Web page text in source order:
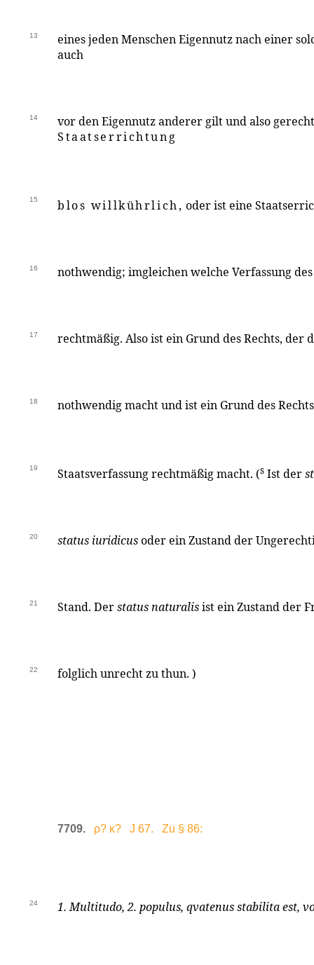
13
eines jeden Menschen Eigennutz nach einer
auch
14
vor den Eigennutz anderer gilt und also
Staatserrichtung
15 blos willkührlich, oder ist eine
16 nothwendig; imgleichen welche Verfassung
17 rechtmäßig. Also ist ein Grund des Rechts, der
18 nothwendig macht und ist ein Grund des
19 Staatsverfassung rechtmäßig macht. (s Ist der
20 status iuridicusoder ein Zustand der
21 Stand. Derstatus naturalisist ein Zustand der
22 folglich unrecht zu thun. )
7709. ρ? κ? J 67. Zu § 86:
24 1. Multitudo, 2. populus, qvatenus stabilita est,